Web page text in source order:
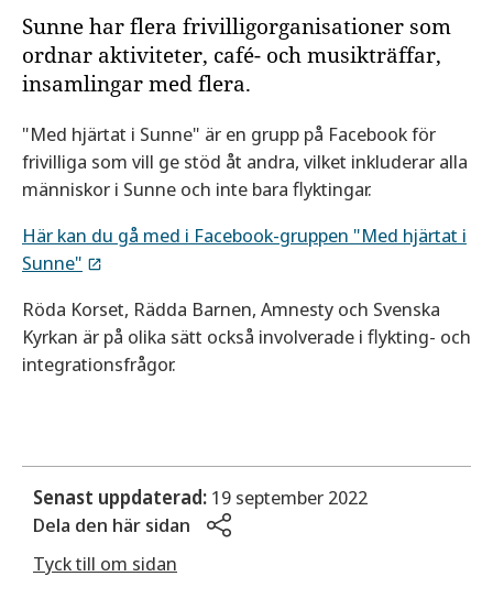
Sunne har flera frivilligorganisationer som
ordnar aktiviteter, café- och musikträffar,
insamlingar med flera.
"Med hjärtat i Sunne" är en grupp på Facebook för
frivilliga som vill ge stöd åt andra, vilket inkluderar alla
människor i Sunne och inte bara flyktingar.
Här kan du gå med i Facebook-gruppen "Med hjärtat i
Sunne"
Röda Korset, Rädda Barnen, Amnesty och Svenska
Kyrkan är på olika sätt också involverade i flykting- och
integrationsfrågor.
Senast uppdaterad: 19 september 2022
Dela den här sidan
Tyck till om sidan